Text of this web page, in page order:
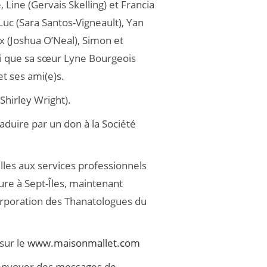
(Gervais Skelling) et Francia
(Sara Santos-Vigneault), Yan
O’Neal), Simon et
que sa sœur Lyne Bourgeois
ses ami(e)s.
Wright).
par un don à la Société
aux services professionnels
à Sept-Îles, maintenant
des Thanatologues du
lewww.maisonmallet.com